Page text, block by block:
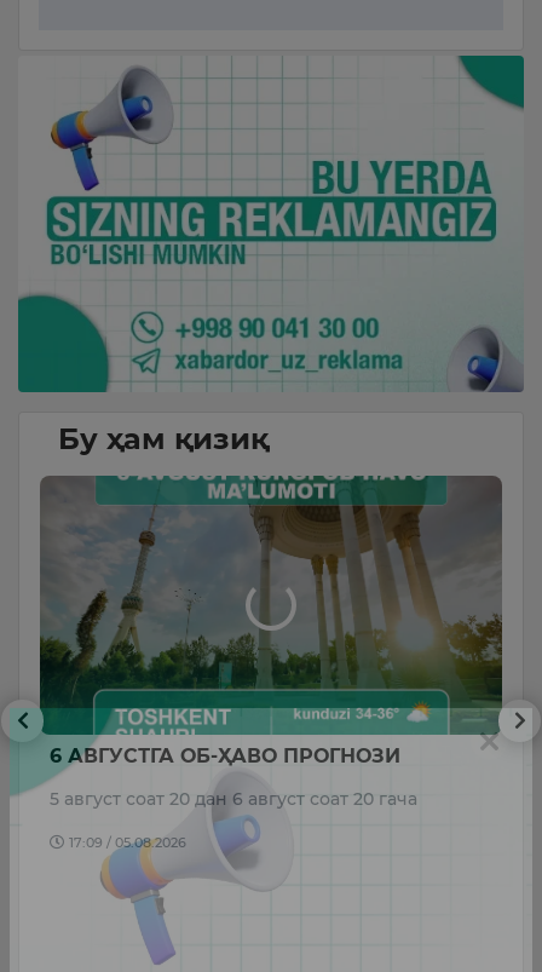
Бу ҳам қизиқ
6 АВГУСТГА ОБ-ҲАВО ПРОГНОЗИ
5 август соат 20 дан 6 август соат 20 гача
17:09 / 05.08.2026